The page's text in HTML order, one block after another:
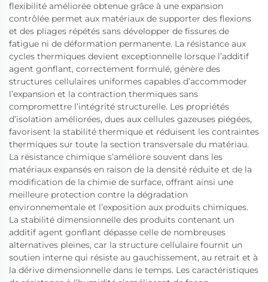
flexibilité améliorée obtenue grâce à une expansion
contrôlée permet aux matériaux de supporter des flexions
et des pliages répétés sans développer de fissures de
fatigue ni de déformation permanente. La résistance aux
cycles thermiques devient exceptionnelle lorsque l’additif
agent gonflant, correctement formulé, génère des
structures cellulaires uniformes capables d’accommoder
l’expansion et la contraction thermiques sans
compromettre l’intégrité structurelle. Les propriétés
d’isolation améliorées, dues aux cellules gazeuses piégées,
favorisent la stabilité thermique et réduisent les contraintes
thermiques sur toute la section transversale du matériau.
La résistance chimique s’améliore souvent dans les
matériaux expansés en raison de la densité réduite et de la
modification de la chimie de surface, offrant ainsi une
meilleure protection contre la dégradation
environnementale et l’exposition aux produits chimiques.
La stabilité dimensionnelle des produits contenant un
additif agent gonflant dépasse celle de nombreuses
alternatives pleines, car la structure cellulaire fournit un
soutien interne qui résiste au gauchissement, au retrait et à
la dérive dimensionnelle dans le temps. Les caractéristiques